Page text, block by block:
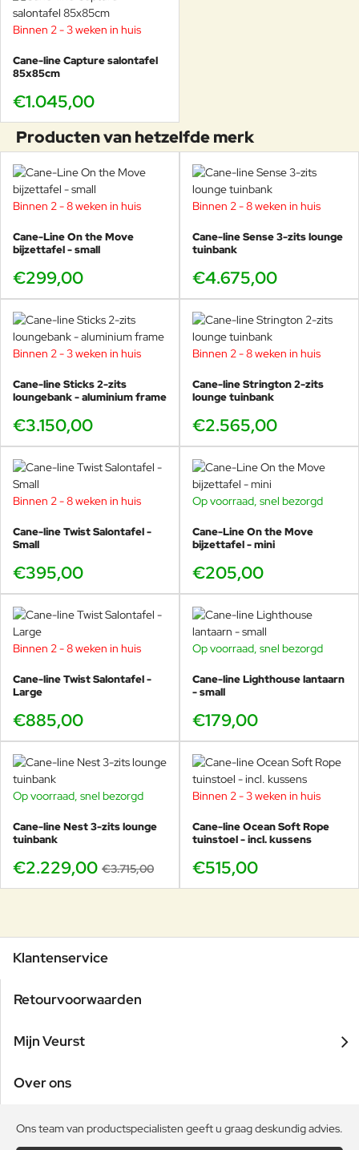
Binnen 2 - 3 weken in huis
Cane-line Capture salontafel
85x85cm
€1.045,00
Producten van hetzelfde merk
Binnen 2 - 8 weken in huis
Cane-Line On the Move
bijzettafel - small
€299,00
Binnen 2 - 8 weken in huis
Cane-line Sense 3-zits lounge
tuinbank
€4.675,00
Binnen 2 - 3 weken in huis
Cane-line Sticks 2-zits
loungebank - aluminium frame
€3.150,00
Binnen 2 - 8 weken in huis
Cane-line Strington 2-zits
lounge tuinbank
€2.565,00
Binnen 2 - 8 weken in huis
Cane-line Twist Salontafel -
Small
€395,00
Op voorraad, snel bezorgd
Cane-Line On the Move
bijzettafel - mini
€205,00
Binnen 2 - 8 weken in huis
Cane-line Twist Salontafel -
Large
€885,00
Op voorraad, snel bezorgd
Cane-line Lighthouse lantaarn
- small
€179,00
-40%
Op voorraad, snel bezorgd
Cane-line Nest 3-zits lounge
tuinbank
€2.229,00 €3.715,00
Binnen 2 - 3 weken in huis
Cane-line Ocean Soft Rope
tuinstoel - incl. kussens
€515,00
Klantenservice
Retourvoorwaarden
Mijn Veurst
Over ons
Ons team van productspecialisten geeft u graag deskundig advies.